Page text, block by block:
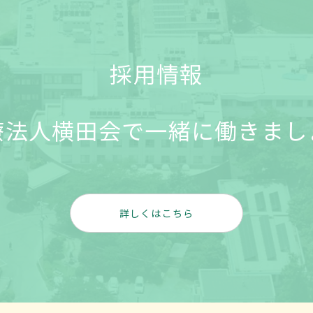
採用情報
人横田会で一緒に働きま
詳しくはこちら